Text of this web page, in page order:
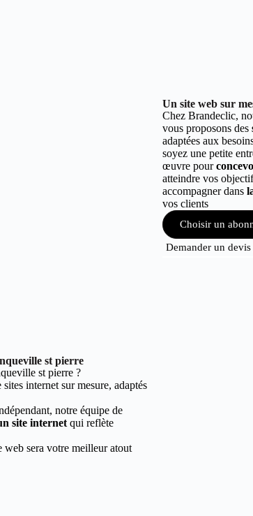
Un site web sur
Chez Brandeclic,
vous proposons des
adaptées aux
soyez une petite
œuvre pour
atteindre vos
accompagner dans
vos clients
Choisir un
Demander un
st pierre
st pierre ?
internet sur mesure, adaptés
notre équipe de
site internetqui reflète
sera votre meilleur atout